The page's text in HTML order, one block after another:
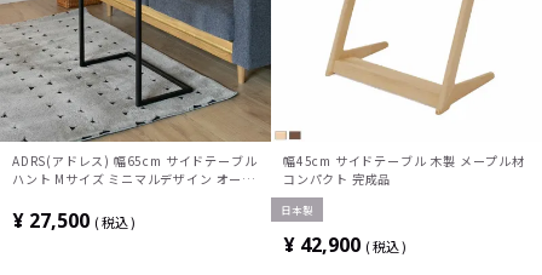
ADRS(アドレス) 幅65cm サイドテーブル
ハント Mサイズ ミニマルデザイン オーク
¥ 27,500 税込
幅45cm サイドテーブル 木製 メープル材
コンパクト 完成品
日本製
¥ 42,900 税込